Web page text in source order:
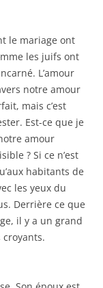
le mariage ont
les juifs ont
L’amour
notre amour
mais c’est
Est-ce que je
amour
? Si ce n’est
habitants de
les yeux du
Derrière ce que
il y a un grand
croyants.